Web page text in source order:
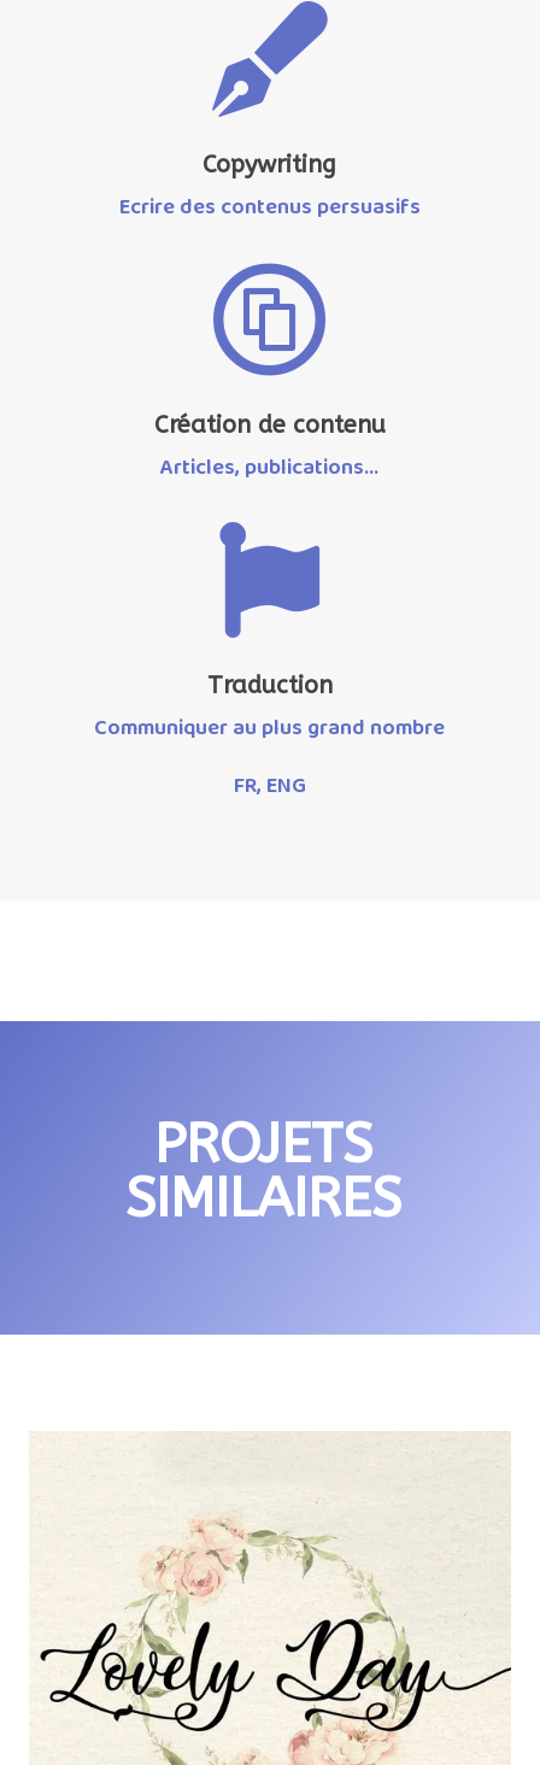

Copywriting
Ecrire des contenus persuasifs

Création de contenu
Articles, publications...

Traduction
Communiquer au plus grand nombre
FR, ENG
PROJETS
SIMILAIRES